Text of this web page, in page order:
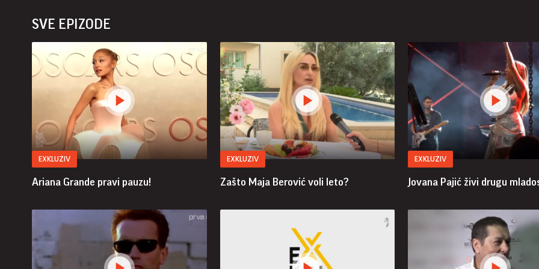
SVE EPIZODE
EXKLUZIV
Ariana Grande pravi pauzu!
EXKLUZIV
Zašto Maja Berović voli leto?
EXKLUZIV
Jovana Pajić živi drugu